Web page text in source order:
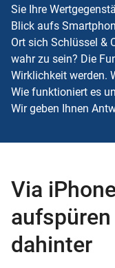
Sie Ihre
Blick aufs
Ort sich Schlüssel &
wahr zu sein? Die
Wirklichkeit werden.
Wie funktioniert es
Wir geben Ihnen
Via
dahinter